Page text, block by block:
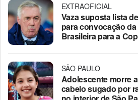
EXTRAOFICIAL
Vaza suposta lista
para convocação
Brasileira para a
SÃO PAULO
Adolescente morre
cabelo sugado por